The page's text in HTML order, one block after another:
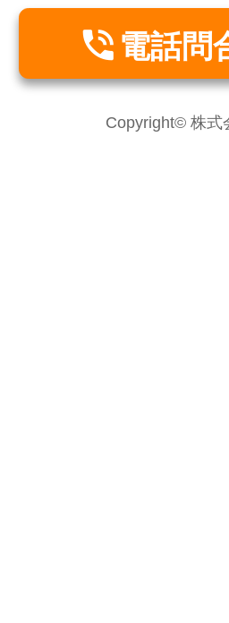
 電話問
Copyright© 株式